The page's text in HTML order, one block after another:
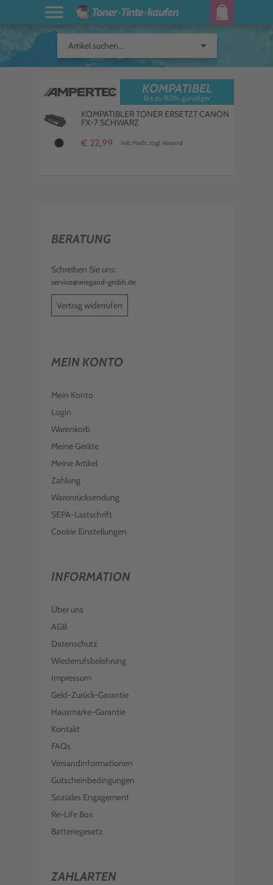
Artikel suchen... arrow_drop_down
KOMPATIBEL
Bis zu 80% günstiger
KOMPATIBLER TONER ERSETZT CANON
FX-7 SCHWARZ
€ 22,99 inkl. MwSt. zzgl. Versand
BERATUNG
Schreiben Sie uns:
service@wiegand-gmbh.de
Vertrag widerrufen
MEIN KONTO
Mein Konto
Login
Warenkorb
Meine Geräte
Meine Artikel
Zahlung
Warenrücksendung
SEPA-Lastschrift
Cookie Einstellungen
INFORMATION
Über uns
AGB
Datenschutz
Wiederrufsbelehrung
Impressum
Geld-Zurück-Garantie
Hausmarke-Garantie
Kontakt
FAQs
Versandinformationen
Gutscheinbedingungen
Soziales Engagement
Re-Life Box
Batteriegesetz
ZAHLARTEN